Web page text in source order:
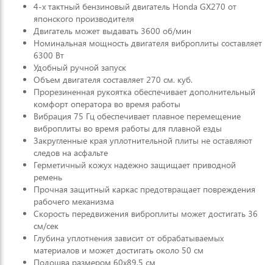
4-х тактный бензиновый двигатель Honda GX270 от
японского производителя
Двигатель может выдавать 3600 об/мин
Номинальная мощность двигателя виброплиты составляет
6300 Вт
Удобный ручной запуск
Объем двигателя составляет 270 см. куб.
Прорезиненная рукоятка обеспечивает дополнительный
комфорт оператора во время работы
Вибрация 75 Гц обеспечивает плавное перемещение
виброплиты во время работы для плавной езды
Закругленные края уплотнительной плиты не оставляют
следов на асфальте
Герметичный кожух надежно защищает приводной
ремень
Прочная защитный каркас предотвращает повреждения
рабочего механизма
Скорость передвижения виброплиты может достигать 36
см/сек
Глубина уплотнения зависит от обрабатываемых
материалов и может достигать около 50 см
Подошва размером 60х89,5 см